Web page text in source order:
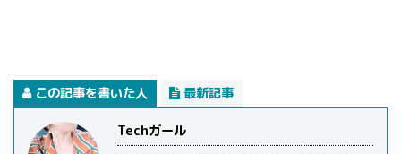
この記事を書いた人 最新記事
Techガール